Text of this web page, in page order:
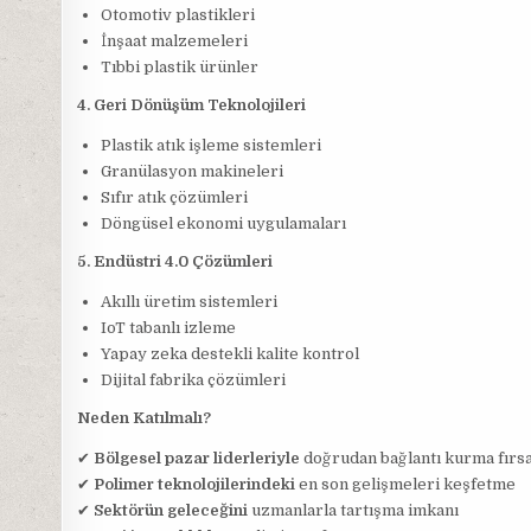
Otomotiv plastikleri
İnşaat malzemeleri
Tıbbi plastik ürünler
4. Geri Dönüşüm Teknolojileri
Plastik atık işleme sistemleri
Granülasyon makineleri
Sıfır atık çözümleri
Döngüsel ekonomi uygulamaları
5. Endüstri 4.0 Çözümleri
Akıllı üretim sistemleri
IoT tabanlı izleme
Yapay zeka destekli kalite kontrol
Dijital fabrika çözümleri
Neden Katılmalı?
✔ Bölgesel pazar liderleriyle doğrudan bağlantı kurma
✔ Polimer teknolojilerindeki en son gelişmeleri keşfetme
✔ Sektörün geleceğini uzmanlarla tartışma imkanı